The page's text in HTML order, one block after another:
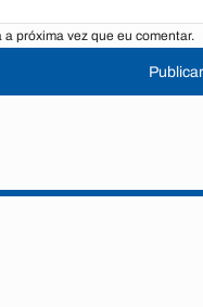
próxima vez que eu comentar.